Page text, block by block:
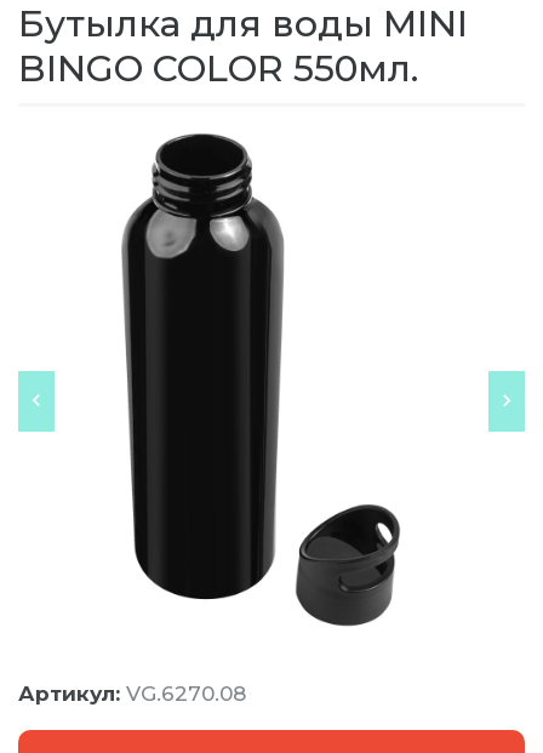
Бутылка для воды MINI
BINGO COLOR 550мл.
Артикул: VG.6270.08